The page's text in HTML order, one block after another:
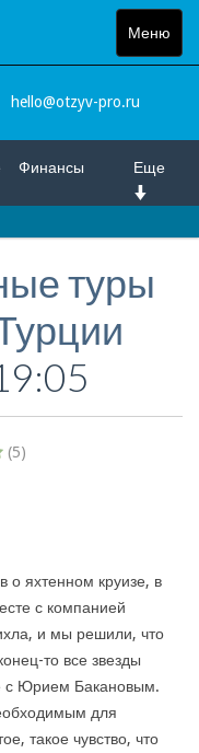
Меню
Toggle
hello@otzyv-pro.ru
Еще
Финансы
туры
(5)
о яхтенном круизе, в
с компанией
и мы решили, что
то все звезды
с Юрием Бакановым.
для
такое чувство, что